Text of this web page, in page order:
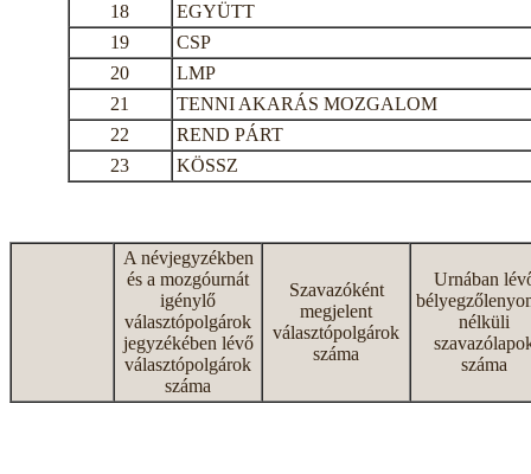
18
EGYÜTT
19
CSP
20
LMP
21
TENNI AKARÁS MOZGALOM
22
REND PÁRT
23
KÖSSZ
A névjegyzékben
és a mozgóurnát
igénylő
választópolgárok
jegyzékében lévő
választópolgárok
száma
Szavazóként
megjelent
választópolgárok
száma
Urnában
nélküli
száma